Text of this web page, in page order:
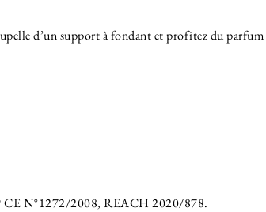
d’un support à fondant et profitez du parfum
CE N°1272/2008, REACH 2020/878.